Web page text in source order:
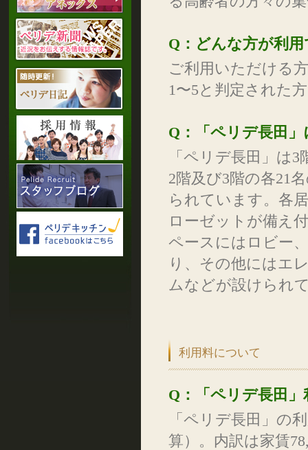
Q：どんな方が利
ご利用いただける
1〜5と判定された
Q：「ペリデ長田
「ペリデ長田」は
2階及び3階の各21
られています。各
ローゼットが備え
ペースにはロビー
り、その他にはエ
ムなどが設けられ
利用料について
Q：「ペリデ長田
「ペリデ長田」の
算）。内訳は家賃